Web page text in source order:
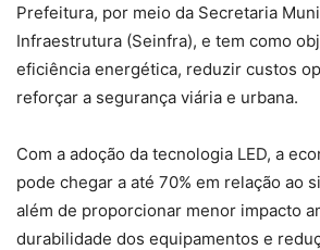
Prefeitura, por meio da Secretaria
Infraestrutura (Seinfra), e tem como
eficiência energética, reduzir custos
reforçar a segurança viária e urbana.
Com a adoção da tecnologia LED, a
pode chegar a até 70% em relação ao
além de proporcionar menor impacto
durabilidade dos equipamentos e